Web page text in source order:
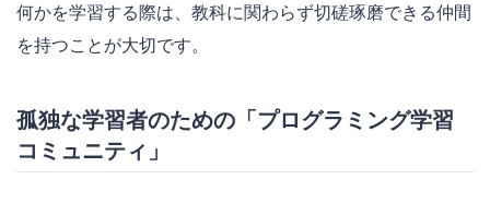
何かを学習する際は、教科に関わらず切磋琢磨できる仲間
を持つことが大切です。
孤独な学習者のための「プログラミング学習
コミュニティ」